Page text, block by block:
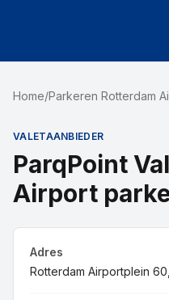
Home/Parkeren Rotterdam
VALETAANBIEDER
ParqPoint
Airport
Adres
Rotterdam Airportplein